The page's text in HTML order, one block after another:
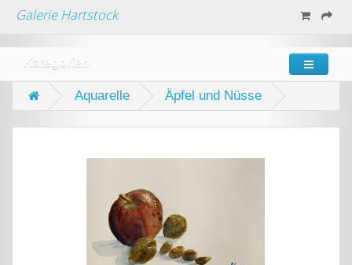
Galerie Hartstock
Kategorien
Aquarelle Äpfel und Nüsse